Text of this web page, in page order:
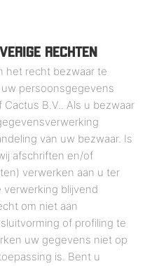
RECHTEN
het recht bezwaar te
persoonsgegevens
B.V.. Als u bezwaar
van uw bezwaar. Is
afschriften en/of
verwerken aan u ter
verwerking blijvend
om niet aan
of profiling te
uw gegevens niet op
is. Bent u